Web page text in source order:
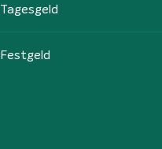
Tagesgeld
Festgeld